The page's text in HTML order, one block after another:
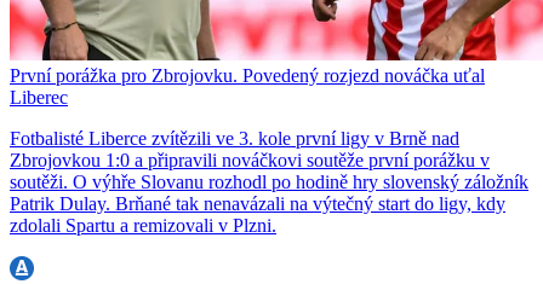
První porážka pro Zbrojovku. Povedený rozjezd nováčka uťal
Liberec
Fotbalisté Liberce zvítězili ve 3. kole první ligy v Brně nad
Zbrojovkou 1:0 a připravili nováčkovi soutěže první porážku v
soutěži. O výhře Slovanu rozhodl po hodině hry slovenský záložník
Patrik Dulay. Brňané tak nenavázali na výtečný start do ligy, kdy
zdolali Spartu a remizovali v Plzni.